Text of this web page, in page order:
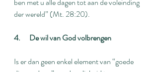
der wereld” (Mt. 28:20).
4.      De wil van God volbrengen
Is er dan geen enkel element van “goede